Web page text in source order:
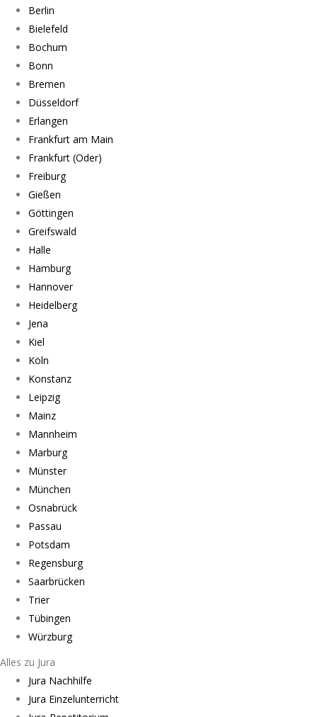
Berlin
Bielefeld
Bochum
Bonn
Bremen
Düsseldorf
Erlangen
Frankfurt am Main
Frankfurt (Oder)
Freiburg
Gießen
Göttingen
Greifswald
Halle
Hamburg
Hannover
Heidelberg
Jena
Kiel
Köln
Konstanz
Leipzig
Mainz
Mannheim
Marburg
Münster
München
Osnabrück
Passau
Potsdam
Regensburg
Saarbrücken
Trier
Tübingen
Würzburg
Alles zu Jura
Jura Nachhilfe
Jura Einzelunterricht